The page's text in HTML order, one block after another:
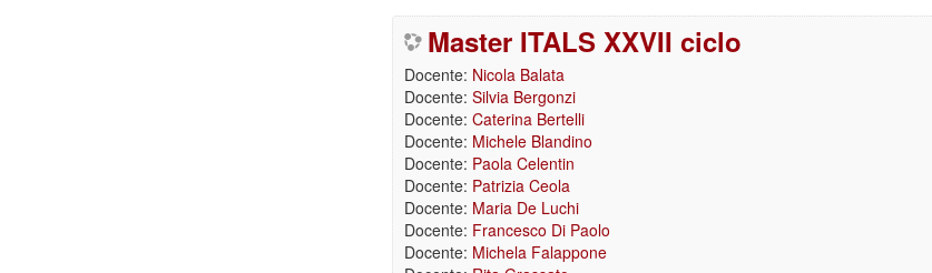
Master ITALS XXVII ciclo
Docente: Nicola Balata
Docente: Silvia Bergonzi
Docente: Caterina Bertelli
Docente: Michele Blandino
Docente: Paola Celentin
Docente: Patrizia Ceola
Docente: Maria De Luchi
Docente: Francesco Di Paolo
Docente: Michela Falappone